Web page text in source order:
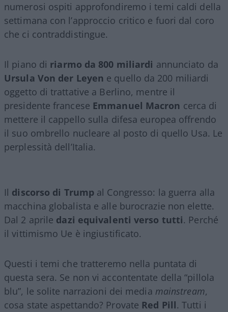
numerosi ospiti approfondiremo i temi caldi della
settimana con l’approccio critico e fuori dal coro
che ci contraddistingue.
Il piano di riarmo da 800 miliardi annunciato da
Ursula Von der Leyen e quello da 200 miliardi
oggetto di trattative a Berlino, mentre il
presidente francese Emmanuel Macron cerca di
mettere il cappello sulla difesa europea offrendo
il suo ombrello nucleare al posto di quello Usa. Le
perplessità dell’Italia.
Il discorso di Trump al Congresso: la guerra alla
macchina globalista e alle burocrazie non elette.
Dal 2 aprile dazi equivalenti verso tutti. Perché
il vittimismo Ue è ingiustificato.
Questi i temi che tratteremo nella puntata di
questa sera. Se non vi accontentate della “pillola
blu”, le solite narrazioni dei media mainstream,
cosa state aspettando? Provate Red Pill. Tutti i